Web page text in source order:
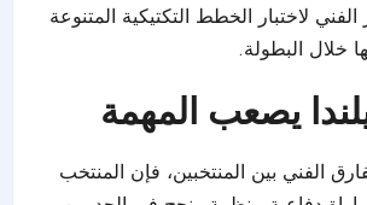
لاختبار الخطط التكتيكية المتنوعة
خلال البطولة.
يصعب المهمة
الفني بين المنتخبين، فإن المنتخب